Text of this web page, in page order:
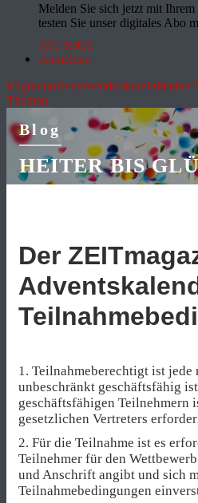
Melden Sie sich jetzt mit
testen Sie unser digitales Abo
Abo testen
Anmelden
MigrationRenteWaldbrändeInitiative
Themen
Blog
HEITER BIS
Der
1. Teilnahmeberechtigt ist jede
unbeschränkt geschäftsfähig
geschäftsfähigen Teilnehmern
gesetzlichen Vertreters
2. Für die Teilnahme ist es
Teilnehmer für den
und Anschrift angibt und sich
Teilnahmebedingungen